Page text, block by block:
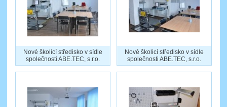
Nové školicí středisko v sídle
společnosti ABE.TEC, s.r.o.
Nové školicí středisko v sídle
společnosti ABE.TEC, s.r.o.